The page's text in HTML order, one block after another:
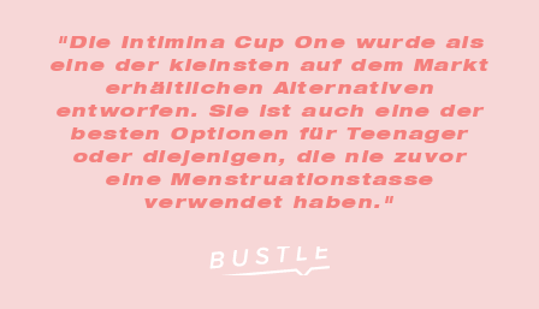
"Die Intimina Cup One wurde als
eine der kleinsten auf dem Markt
erhältlichen Alternativen
entworfen. Sie ist auch eine der
besten Optionen für Teenager
oder diejenigen, die nie zuvor
eine Menstruationstasse
verwendet haben."